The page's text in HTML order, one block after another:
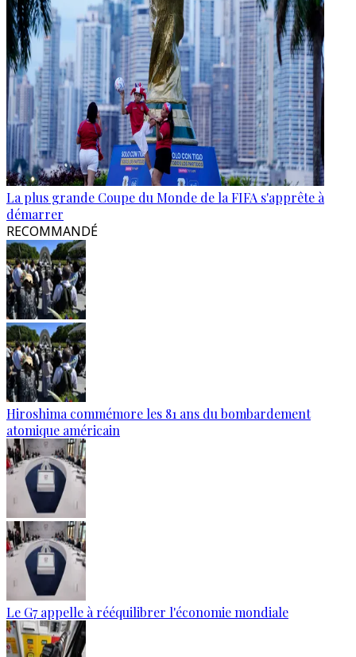
La plus grande Coupe du Monde de la FIFA s'apprête à
démarrer
RECOMMANDÉ
Hiroshima commémore les 81 ans du bombardement
atomique américain
Le G7 appelle à rééquilibrer l'économie mondiale